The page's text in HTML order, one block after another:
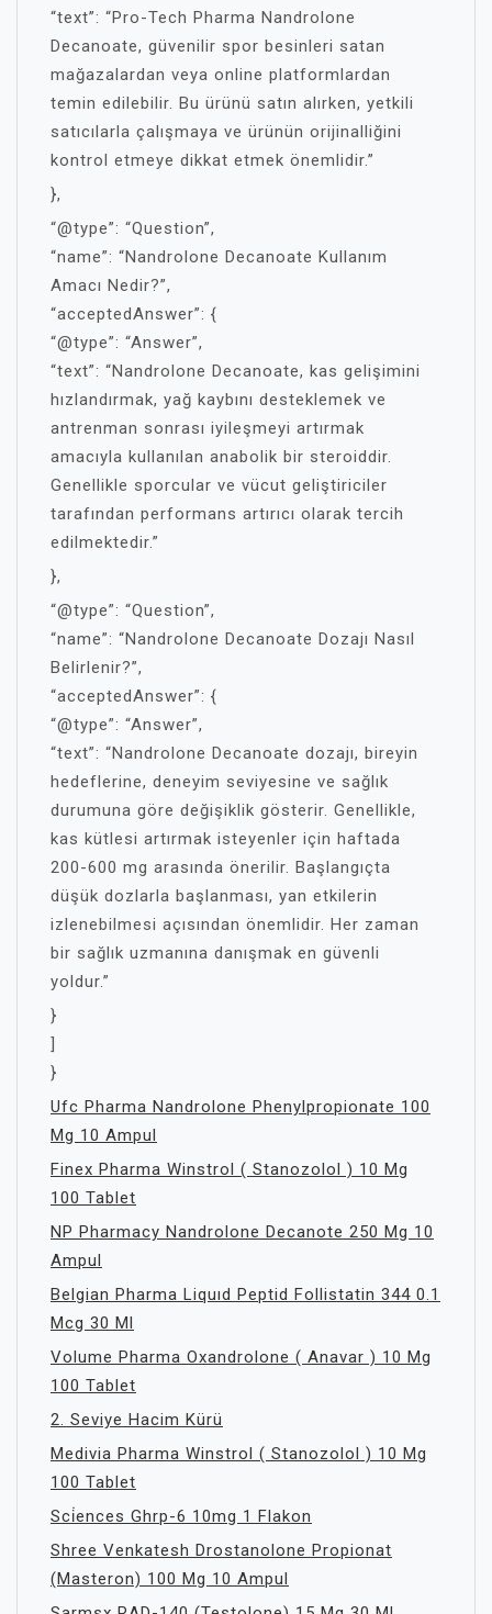
“text”: “Pro-Tech Pharma Nandrolone
Decanoate, güvenilir spor besinleri satan
mağazalardan veya online platformlardan
temin edilebilir. Bu ürünü satın alırken, yetkili
satıcılarla çalışmaya ve ürünün orijinalliğini
kontrol etmeye dikkat etmek önemlidir.”
},
“@type”: “Question”,
“name”: “Nandrolone Decanoate Kullanım
Amacı Nedir?”,
“acceptedAnswer”: {
“@type”: “Answer”,
“text”: “Nandrolone Decanoate, kas gelişimini
hızlandırmak, yağ kaybını desteklemek ve
antrenman sonrası iyileşmeyi artırmak
amacıyla kullanılan anabolik bir steroiddir.
Genellikle sporcular ve vücut geliştiriciler
tarafından performans artırıcı olarak tercih
edilmektedir.”
},
“@type”: “Question”,
“name”: “Nandrolone Decanoate Dozajı Nasıl
Belirlenir?”,
“acceptedAnswer”: {
“@type”: “Answer”,
“text”: “Nandrolone Decanoate dozajı, bireyin
hedeflerine, deneyim seviyesine ve sağlık
durumuna göre değişiklik gösterir. Genellikle,
kas kütlesi artırmak isteyenler için haftada
200-600 mg arasında önerilir. Başlangıçta
düşük dozlarla başlanması, yan etkilerin
izlenebilmesi açısından önemlidir. Her zaman
bir sağlık uzmanına danışmak en güvenli
yoldur.”
}
]
}
Ufc Pharma Nandrolone Phenylpropionate 100
Mg 10 Ampul
Finex Pharma Winstrol ( Stanozolol ) 10 Mg
100 Tablet
NP Pharmacy Nandrolone Decanote 250 Mg 10
Ampul
Belgian Pharma Liquıd Peptid Follistatin 344 0.1
Mcg 30 Ml
Volume Pharma Oxandrolone ( Anavar ) 10 Mg
100 Tablet
2. Seviye Hacim Kürü
Medivia Pharma Winstrol ( Stanozolol ) 10 Mg
100 Tablet
Sci̇ences Ghrp-6 10mg 1 Flakon
Shree Venkatesh Drostanolone Propionat
(Masteron) 100 Mg 10 Ampul